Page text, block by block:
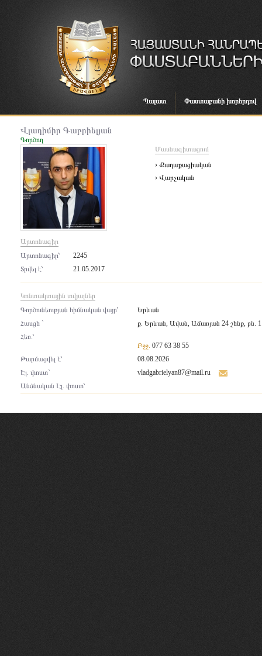
Պալատ Փաստաբանի խորհրդով
Վլադիմիր Գաբրիելյան
Գործող
Արտոնագիր
Արտոնագիր՝
2245
Տրվել է՝
21.05.2017
Մասնագիտացում
› Քաղաքացիական
› Վարչական
Կոնտակտային տվյալներ
Գործունեության հիմնական վայր՝
Երևան
Հասցե `
ք. Երևան, Ավան, Աճառյան 24 շենք, բն.
Հեռ.՝
Բջջ. 077 63 38 55
Թարմացվել է՝
08.08.2026
Էլ. փոստ`
vladgabrielyan87@mail.ru
Անձնական Էլ. փոստ՝